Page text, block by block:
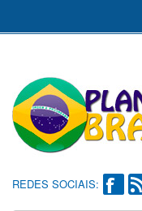
REDES SOCIAIS: